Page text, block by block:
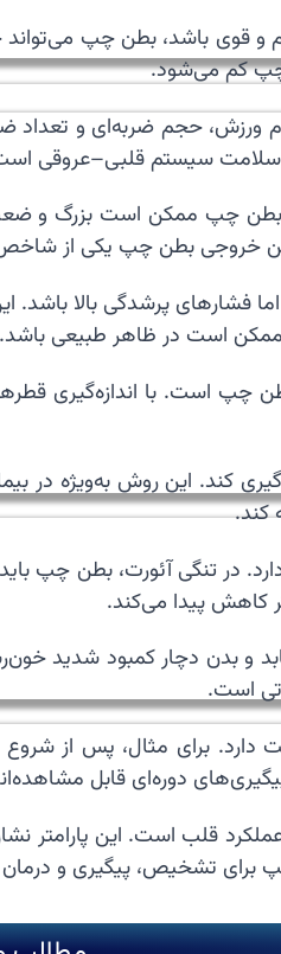
و قوی باشد، بطن چپ می‌تواند
کم می‌شود.
حجم ضربه‌ای و تعداد
سلامت سیستم قلبی–عروقی
چپ ممکن است بزرگ و
خروجی بطن چپ یکی از
فشارهای پرشدگی بالا باشد.
است در ظاهر طبیعی باشد.
چپ است. با اندازه‌گیری
کند.
در تنگی آئورت، بطن چپ
کاهش پیدا می‌کند.
دچار کمبود شدید
است.
برای مثال، پس از
دوره‌ای قابل
قلب است. این پارامتر
برای تشخیص، پیگیری و